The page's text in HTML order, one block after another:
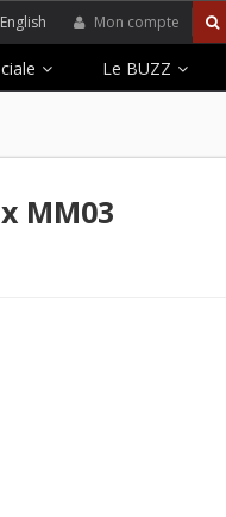
English Mon compte
Le BUZZ
MM03